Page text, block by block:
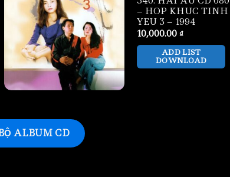
– HOP KHUC TINH
YEU 3 – 1994
10,000.00₫
ADD LIST
DOWNLOAD
ALBUM CD